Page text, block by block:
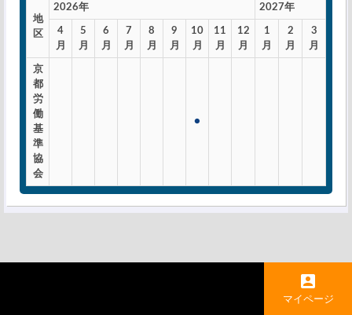
地
区
2026年 2027年
4
月
5
月
6
月
7
月
8
月
9
月
10
月
11
月
12
月
1
月
2
月
3
月
京
都
労
働
基
準
協
会
●
マイページ